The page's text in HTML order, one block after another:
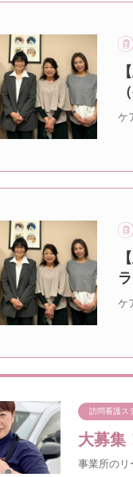
ケ
ケ
訪問看護ス
大募集
事業所のリ